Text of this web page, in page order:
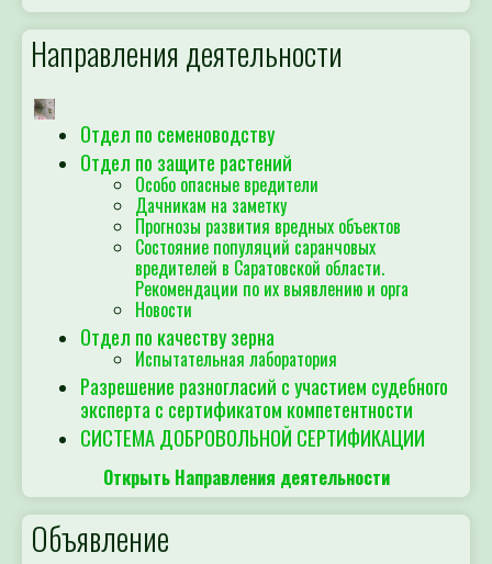
Направления деятельности
Отдел по семеноводству
Отдел по защите растений
Особо опасные вредители
Дачникам на заметку
Прогнозы развития вредных объектов
Состояние популяций саранчовых
вредителей в Саратовской области.
Рекомендации по их выявлению и орга
Новости
Отдел по качеству зерна
Испытательная лаборатория
Разрешение разногласий с участием судебного
эксперта с сертификатом компетентности
СИСТЕМА ДОБРОВОЛЬНОЙ СЕРТИФИКАЦИИ
Открыть Направления деятельности
Объявление